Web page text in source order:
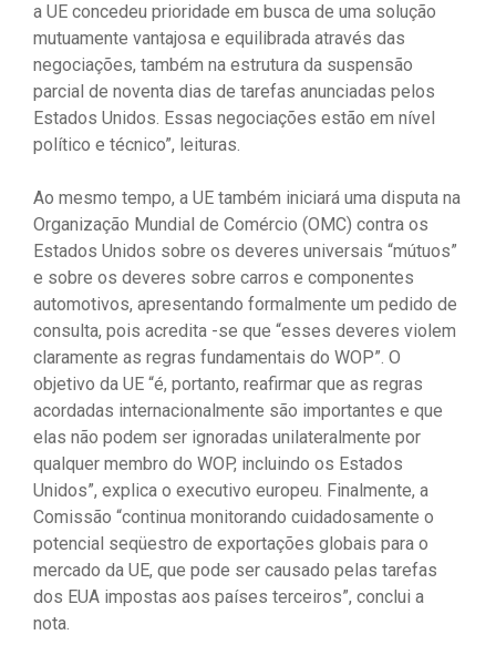
a UE concedeu prioridade em busca de uma solução
mutuamente vantajosa e equilibrada através das
negociações, também na estrutura da suspensão
parcial de noventa dias de tarefas anunciadas pelos
Estados Unidos. Essas negociações estão em nível
político e técnico”, leituras.
Ao mesmo tempo, a UE também iniciará uma disputa na
Organização Mundial de Comércio (OMC) contra os
Estados Unidos sobre os deveres universais “mútuos”
e sobre os deveres sobre carros e componentes
automotivos, apresentando formalmente um pedido de
consulta, pois acredita -se que “esses deveres violem
claramente as regras fundamentais do WOP”. O
objetivo da UE “é, portanto, reafirmar que as regras
acordadas internacionalmente são importantes e que
elas não podem ser ignoradas unilateralmente por
qualquer membro do WOP, incluindo os Estados
Unidos”, explica o executivo europeu. Finalmente, a
Comissão “continua monitorando cuidadosamente o
potencial seqüestro de exportações globais para o
mercado da UE, que pode ser causado pelas tarefas
dos EUA impostas aos países terceiros”, conclui a
nota.